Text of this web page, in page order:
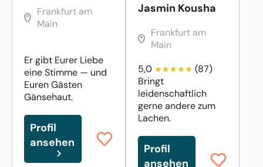
Frankfurt am
Main
Er gibt Eurer Liebe
eine Stimme — und
Euren Gästen
Gänsehaut.
Profil
ansehen
Jasmin Kousha
Frankfurt am
Main
5,0
(87)
Bringt
leidenschaftlich
gerne andere zum
Lachen.
Profil
ansehen